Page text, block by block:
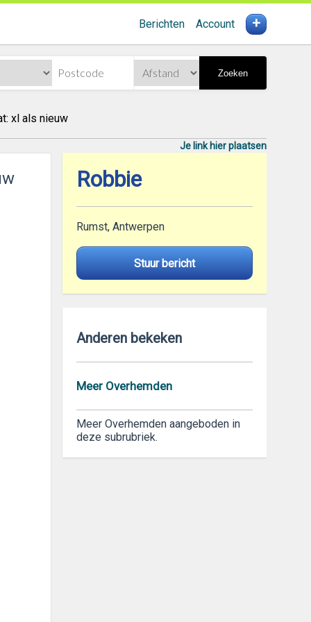
Berichten Account +
Zoeken
xl als nieuw
Je link hier plaatsen
Robbie
Rumst, Antwerpen
Stuur bericht
Anderen bekeken
Meer Overhemden
Meer Overhemden aangeboden in
deze subrubriek.